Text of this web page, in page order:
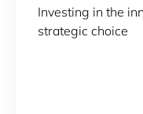
Investing in the
strategic choice